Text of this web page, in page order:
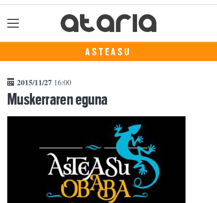
ASTEASU
2015/11/27 16:00
Muskerraren eguna